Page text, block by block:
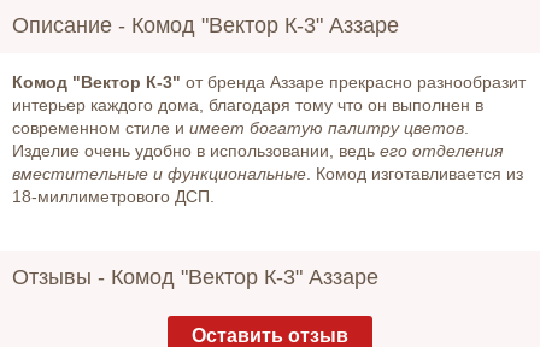
Описание - Комод "Вектор К-3" Аззаре
Комод "Вектор К-3" от бренда Аззаре прекрасно разнообразит
интерьер каждого дома, благодаря тому что он выполнен в
современном стиле и имеет богатую палитру цветов
Изделие очень удобно в использовании, ведь его отделения
вместительные и функциональные . Комод изготавливается из
18-миллиметрового ДСП.
Отзывы - Комод "Вектор К-3" Аззаре
Оставить отзыв